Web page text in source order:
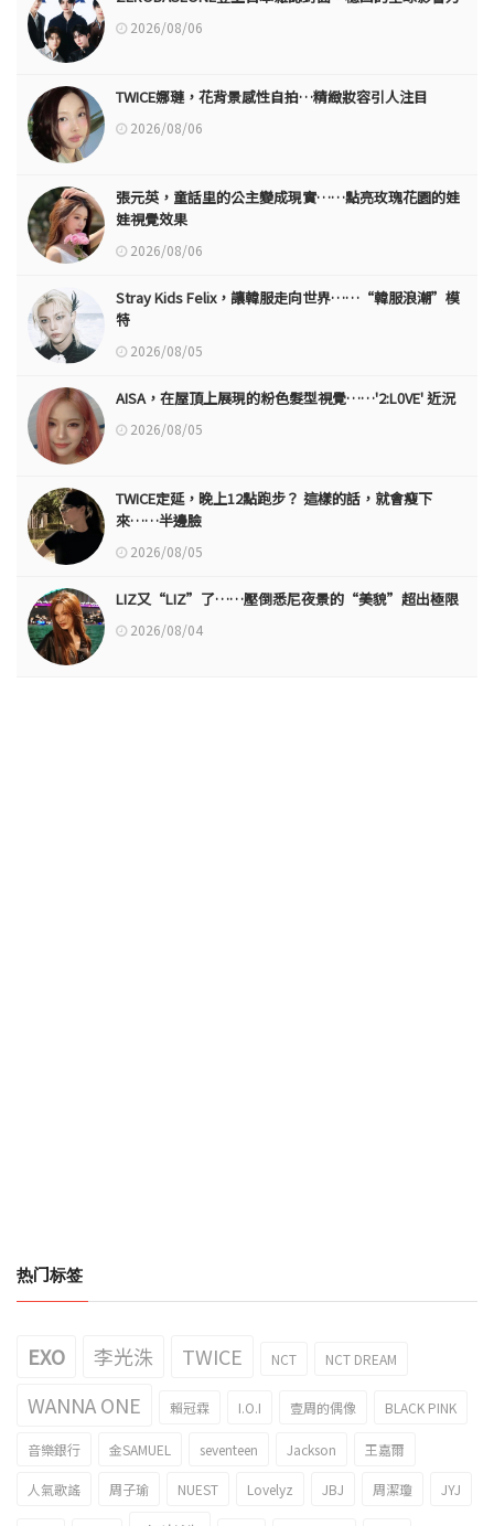
2026/08/06
TWICE娜璉，花背景感性自拍…精緻妝容引人注目
2026/08/06
張元英，童話里的公主變成現實……點亮玫瑰花園的娃
娃視覺效果
2026/08/06
Stray Kids Felix，讓韓服走向世界……“韓服浪潮”模
特
2026/08/05
AISA，在屋頂上展現的粉色髮型視覺……'2:L0VE' 近況
2026/08/05
TWICE定延，晚上12點跑步？ 這樣的話，就會瘦下
來……半邊臉
2026/08/05
LIZ又“LIZ”了……壓倒悉尼夜景的“美貌”超出極限
2026/08/04
热门标签
EXO 李光洙 TWICE NCT NCT DREAM
WANNA ONE 賴冠霖 I.O.I 壹周的偶像 BLACK PINK
音樂銀行 金SAMUEL seventeen Jackson 王嘉爾
人氣歌謠 周子瑜 NUEST Lovelyz JBJ 周潔瓊 JYJ